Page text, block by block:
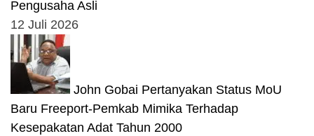
Pengusaha Asli
12 Juli 2026
John Gobai Pertanyakan Status MoU
Baru Freeport-Pemkab Mimika Terhadap
Kesepakatan Adat Tahun 2000